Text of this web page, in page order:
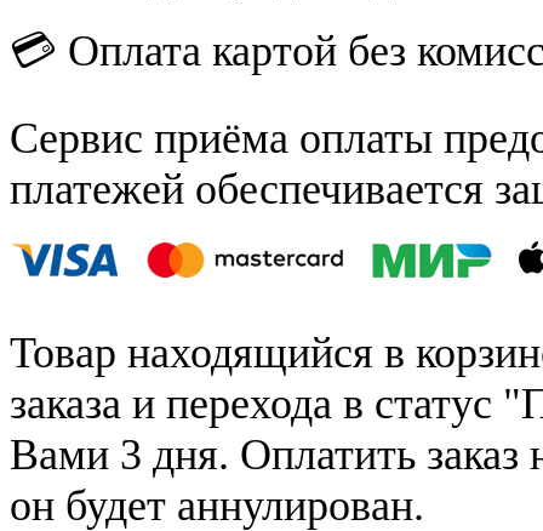
💳 Оплата картой без
Сервис приёма оплаты
платежей обеспечивается
Товар находящийся в
заказа и перехода в статус
Вами 3 дня. Оплатить заказ
он будет аннулирован.